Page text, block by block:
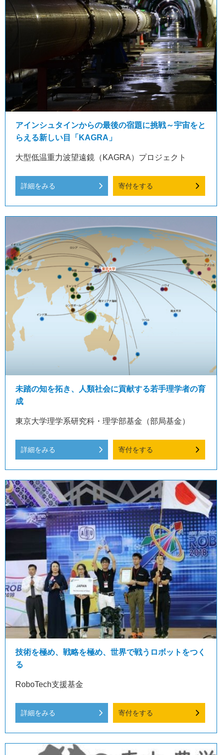
アインシュタインからの最後の宿題に挑戦～宇宙をと
らえる新しい目「KAGRA」
大型低温重力波望遠鏡（KAGRA）プロジェクト
詳細をみる 寄付をする
未踏の知を拓き、人類社会に貢献する若手理学者の育
成
東京大学理学系研究科・理学部基金（部局基金）
詳細をみる 寄付をする
技術を極め、戦略を極め、世界で戦うロボットをつく
る
RoboTech支援基金
詳細をみる 寄付をする